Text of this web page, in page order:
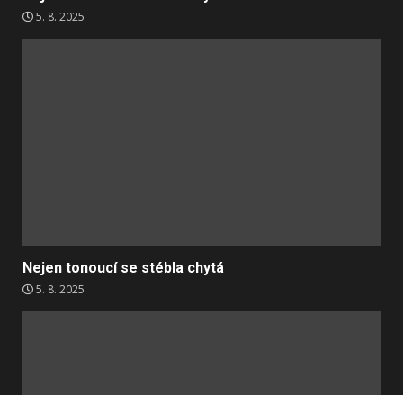
5. 8. 2025
Nejen tonoucí se stébla chytá
5. 8. 2025